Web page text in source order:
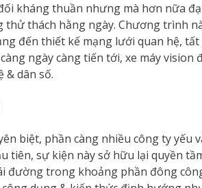
kháng thuần nhưng mà hơn nữa
thách hằng ngày. Chương trình
đến thiết kế mạng lưới quan hệ, tất
ngày càng tiến tới, xe máy
& dân số.
biệt, phần càng nhiều công ty yếu
sự kiện này sở hữu lại quyền
đường trong khoảng phần đông